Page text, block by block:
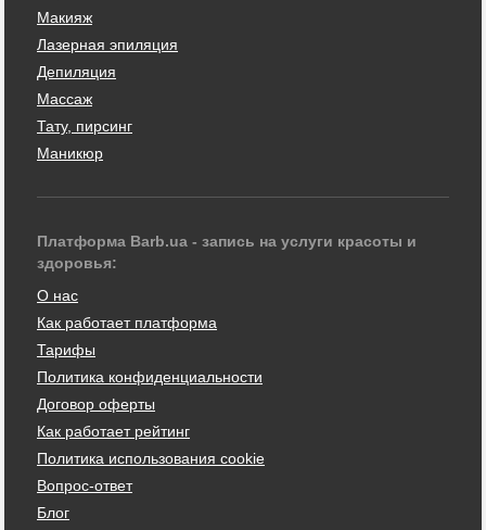
Макияж
Лазерная эпиляция
Депиляция
Массаж
Тату, пирсинг
Маникюр
Платформа Barb.ua - запись на услуги красоты и
здоровья:
О нас
Как работает платформа
Тарифы
Политика конфиденциальности
Договор оферты
Как работает рейтинг
Политика использования cookie
Вопрос-ответ
Блог